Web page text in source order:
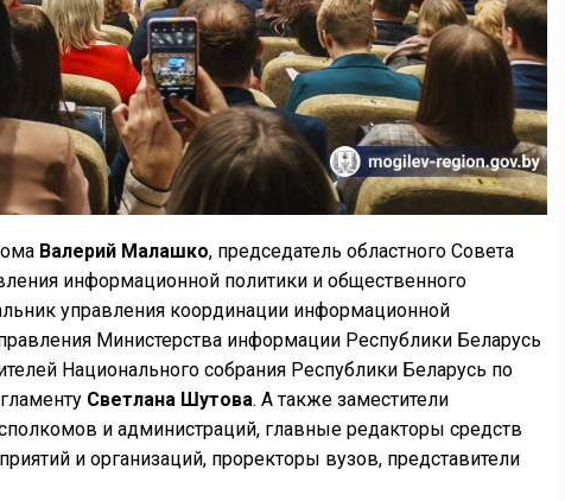
Валерий Малашко, председатель областного Совета
информационной политики и общественного
управления координации информационной
Министерства информации Республики Беларусь
Национального собрания Республики Беларусь по
Светлана Шутова. А также заместители
и администраций, главные редакторы средств
и организаций, проректоры вузов, представители